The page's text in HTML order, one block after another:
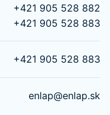
+421 905 528 882
+421 905 528 883
+421 905 528 883
enlap@enlap.sk